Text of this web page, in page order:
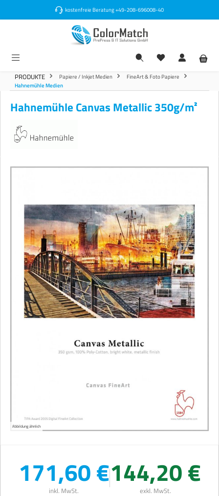
kostenfreie Beratung+49-208-696008-40
PRODUKTE Papiere / Inkjet Medien
FineArt & Foto Papiere
Hahnemühle Medien
Hahnemühle Canvas Metallic 350g/m²
Bildergalerie überspringen
Abbildung ähnlich
171,60 €
inkl. MwSt.
144,20 €
exkl. MwSt.